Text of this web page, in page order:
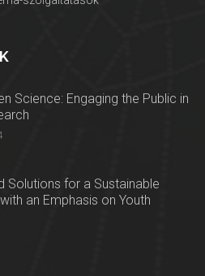
Science: Engaging the Public in
Solutions for a Sustainable
an Emphasis on Youth